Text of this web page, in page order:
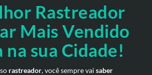
Rastreador
Mais Vendido
na sua Cidade!
rastreador, você sempre vai saber